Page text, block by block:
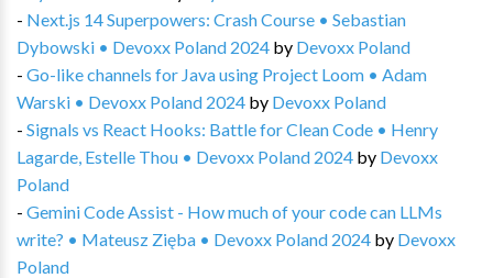
- Next.js 14 Superpowers: Crash Course • Sebastian
Dybowski • Devoxx Poland 2024 by Devoxx Poland
- Go-like channels for Java using Project Loom • Adam
Warski • Devoxx Poland 2024 by Devoxx Poland
- Signals vs React Hooks: Battle for Clean Code • Henry
Lagarde, Estelle Thou • Devoxx Poland 2024 by Devoxx
Poland
- Gemini Code Assist - How much of your code can LLMs
write? • Mateusz Zięba • Devoxx Poland 2024 by Devoxx
Poland